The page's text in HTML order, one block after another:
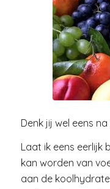
Denk jij wel eens
Laat ik eens eerlijk
kan worden van
aan de